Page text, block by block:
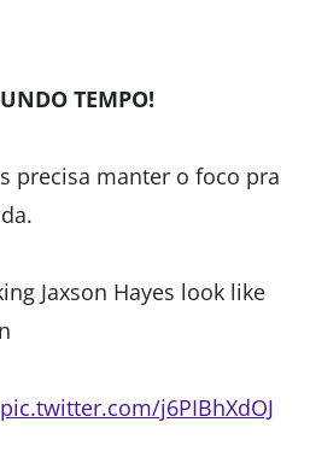
TEMPO!
precisa manter o foco pra
Jaxson Hayes look like
pic.twitter.com/j6PIBhXdOJ